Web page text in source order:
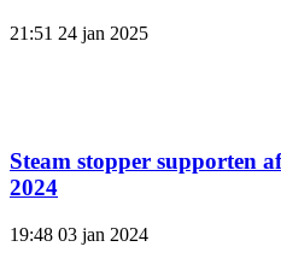
21:51 24 jan 2025
Steam stopper supporten
2024
19:48 03 jan 2024